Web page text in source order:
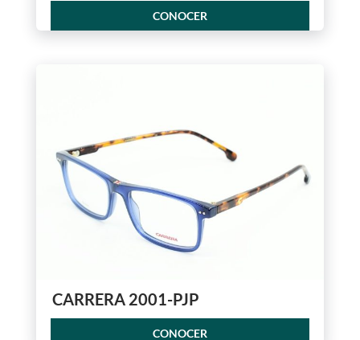
CONOCER
CARRERA 2001-PJP
CONOCER